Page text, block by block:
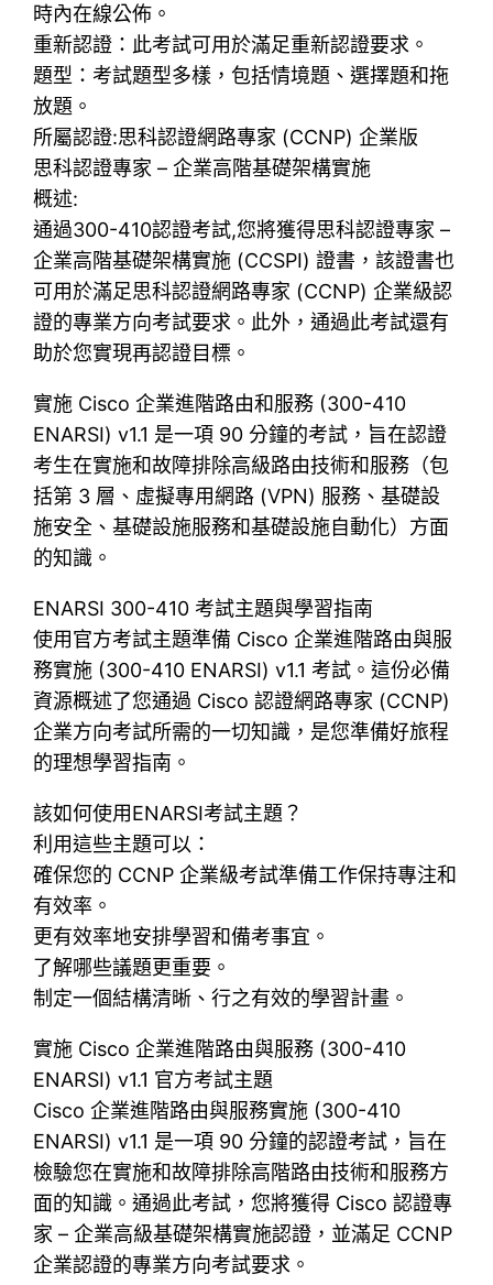
時內在線公佈。
重新認證：此考試可用於滿足重新認證要求。
題型：考試題型多樣，包括情境題、選擇題和拖
放題。
所屬認證:思科認證網路專家 (CCNP) 企業版
思科認證專家 – 企業高階基礎架構實施
概述:
通過300-410認證考試,您將獲得思科認證專家 –
企業高階基礎架構實施 (CCSPI) 證書，該證書也
可用於滿足思科認證網路專家 (CCNP) 企業級認
證的專業方向考試要求。此外，通過此考試還有
助於您實現再認證目標。
實施 Cisco 企業進階路由和服務 (300-410
ENARSI) v1.1 是一項 90 分鐘的考試，旨在認證
考生在實施和故障排除高級路由技術和服務（包
括第 3 層、虛擬專用網路 (VPN) 服務、基礎設
施安全、基礎設施服務和基礎設施自動化）方面
的知識。
ENARSI 300-410 考試主題與學習指南
使用官方考試主題準備 Cisco 企業進階路由與服
務實施 (300-410 ENARSI) v1.1 考試。這份必備
資源概述了您通過 Cisco 認證網路專家 (CCNP)
企業方向考試所需的一切知識，是您準備好旅程
的理想學習指南。
該如何使用ENARSI考試主題？
利用這些主題可以：
確保您的 CCNP 企業級考試準備工作保持專注和
有效率。
更有效率地安排學習和備考事宜。
了解哪些議題更重要。
制定一個結構清晰、行之有效的學習計畫。
實施 Cisco 企業進階路由與服務 (300-410
ENARSI) v1.1 官方考試主題
Cisco 企業進階路由與服務實施 (300-410
ENARSI) v1.1 是一項 90 分鐘的認證考試，旨在
檢驗您在實施和故障排除高階路由技術和服務方
面的知識。通過此考試，您將獲得 Cisco 認證專
家 – 企業高級基礎架構實施認證，並滿足 CCNP
企業認證的專業方向考試要求。